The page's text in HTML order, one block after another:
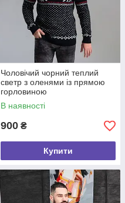
Чоловічий чорний теплий
светр з оленями із прямою
горловиною
В наявності
900 ₴
Купити